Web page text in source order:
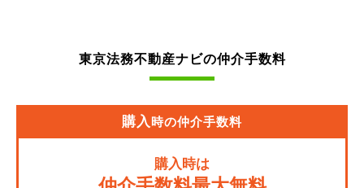
東京法務不動産ナビの仲介手数料
購入時の仲介手数料
購入時は